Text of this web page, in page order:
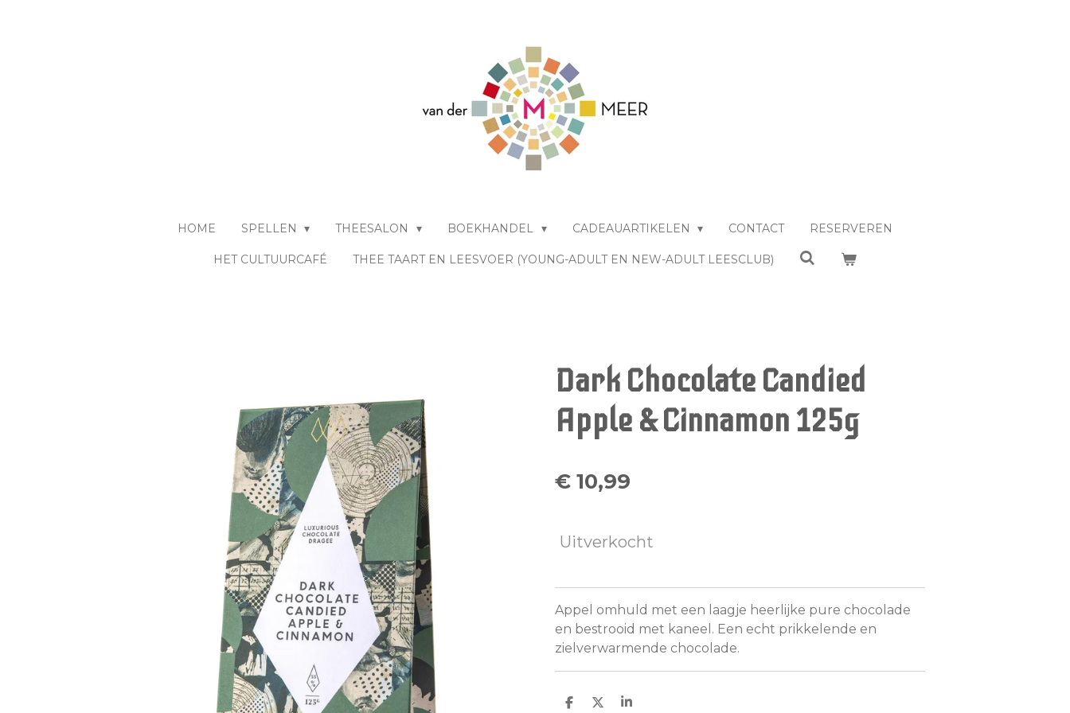
HOME SPELLEN THEESALON BOEKHANDEL CADEAUARTIKELEN CONTACT RESERVEREN
HET CULTUURCAFÉ THEE TAART EN LEESVOER (YOUNG-ADULT EN NEW-ADULT LEESCLUB)
Dark Chocolate Candied
Apple & Cinnamon 125g
€ 10,99
Uitverkocht
Appel omhuld met een laagje heerlijke pure chocolade
en bestrooid met kaneel. Een echt prikkelende en
zielverwarmende chocolade.
D
D
S